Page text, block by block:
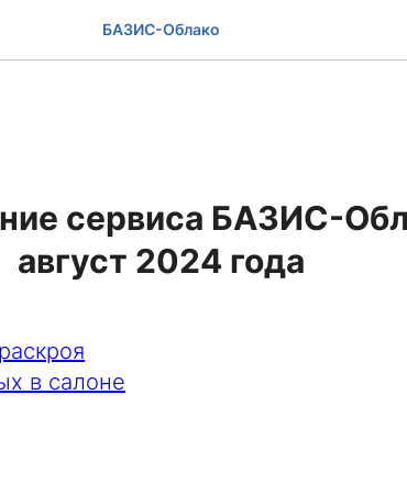
БАЗИС-Облако
сервиса БАЗИС-
август 2024 года
в салоне